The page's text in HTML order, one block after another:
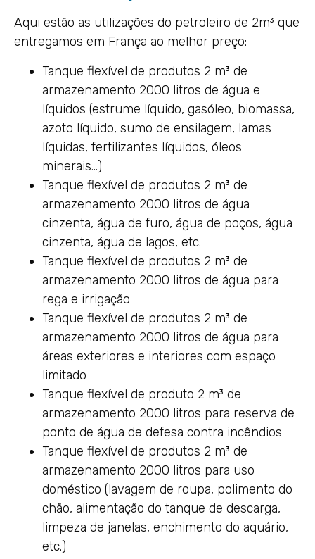
Aqui estão as utilizações do petroleiro de 2m³ que
entregamos em França ao melhor preço:
Tanque flexível de produtos 2 m³ de
armazenamento 2000 litros de água e
líquidos (estrume líquido, gasóleo, biomassa,
azoto líquido, sumo de ensilagem, lamas
líquidas, fertilizantes líquidos, óleos
minerais…)
Tanque flexível de produtos 2 m³ de
armazenamento 2000 litros de água
cinzenta, água de furo, água de poços, água
cinzenta, água de lagos, etc.
Tanque flexível de produtos 2 m³ de
armazenamento 2000 litros de água para
rega e irrigação
Tanque flexível de produtos 2 m³ de
armazenamento 2000 litros de água para
áreas exteriores e interiores com espaço
limitado
Tanque flexível de produto 2 m³ de
armazenamento 2000 litros para reserva de
ponto de água de defesa contra incêndios
Tanque flexível de produtos 2 m³ de
armazenamento 2000 litros para uso
doméstico (lavagem de roupa, polimento do
chão, alimentação do tanque de descarga,
limpeza de janelas, enchimento do aquário,
etc.)